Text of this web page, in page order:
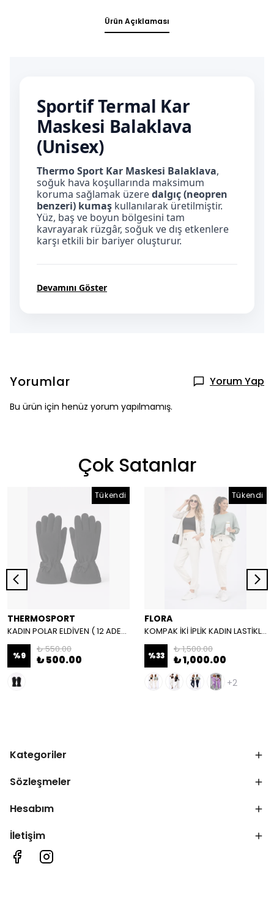
Ürün Açıklaması
Sportif Termal Kar
Maskesi Balaklava
(Unisex)
Thermo Sport Kar Maskesi Balaklava,
soğuk hava koşullarında maksimum
koruma sağlamak üzeredalgıç (neopren
benzeri) kumaş kullanılarak üretilmiştir.
Yüz, baş ve boyun bölgesini tam
kavrayarak rüzgâr, soğuk ve dış etkenlere
karşı etkili bir bariyer oluşturur.
Devamını Göster
Yorumlar Yorum Yap
Bu ürün için henüz yorum yapılmamış.
Çok Satanlar
Tükendi
THERMOSPORT
KADIN POLAR ELDİVEN ( 12 ADET ) - SİYAH
%9
₺ 550.00
₺ 500.00
Tükendi
FLORA
KOMPAK İKİ İPLİK KADIN LASTİKLİ PAÇA ALT EŞOFMAN ( 5 ADET ) - BEYAZ
%33
₺ 1,500.00
₺ 1,000.00
+2
Kategoriler
Sözleşmeler
Hesabım
İletişim